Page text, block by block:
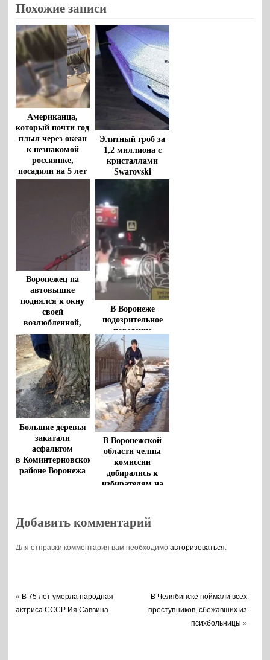
Похожие записи
Американца,
который почти год
плыл через океан
к незнакомой
россиянке,
посадили на 5 лет
Элитный гроб за
1,2 миллиона с
кристаллами
Swarovski
выставили на
Воронеже
Воронежец на
автовышке
поднялся к окну
своей
возлюбленной,
чтобы сделать ей
предложение
В Воронеже
подозрительное
поведение
девушки посреди
дороги попало на
видео
Большие деревья
закатали
асфальтом
в Коминтерновском
районе Воронежа
В Воронежской
области челны
комиссии
добирались к
избирателям на
Добавить комментарий
Для отправки комментария вам необходимоавторизоваться
« В 75 лет умерла народная
актриса СССР Ия Саввина
В Челябинске поймали всех
преступников, сбежавших из
психбольницы »